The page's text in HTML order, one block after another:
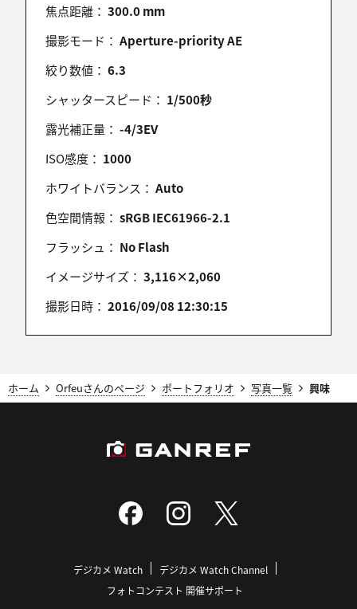
Ｏさん ,norio7さん
PCを開けたら沢山のコメントお気に入りが・・戸塚
学先生からTPの選出頂きました。
嬉しいですね。多分、4回目のTP選出をして頂いたと
これからも選出頂けるような写真を撮っていきたい
と思います。
norio7
ＪＹＯ
㊗㊗㊗
TODAY'S PHOTO選出おめでとうございます🎉🎉🎉
ナイスショット！！
藍郷栗夢
焦点距離： 300.0 mm
撮影モード： Aperture-priority AE
絞り数値： 6.3
シャッタースピード： 1/500秒
露光補正量： -4/3EV
ISO感度： 1000
ホワイトバランス： Auto
色空間情報： sRGB IEC61966-2.1
フラッシュ： No Flash
イメージサイズ： 3,116×2,060
撮影日時： 2016/09/08 12:30:15
ホーム Orfeuさんのページ ポートフォリオ 写真一覧 興味
デジカメ Watch
デジカメ Watch Channel
フォトコンテスト 開催サポート